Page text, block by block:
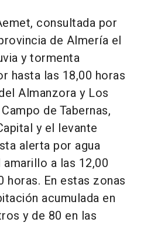
consultada por
de Almería el
y tormenta
hasta las 18,00 horas
Almanzora y Los
de Tabernas,
y el levante
alerta por agua
a las 12,00
horas. En estas zonas
acumulada en
y de 80 en las